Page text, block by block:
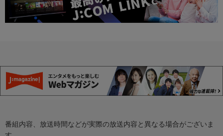
番組内容、放送時間などが実際の放送内容と異なる場合がございま